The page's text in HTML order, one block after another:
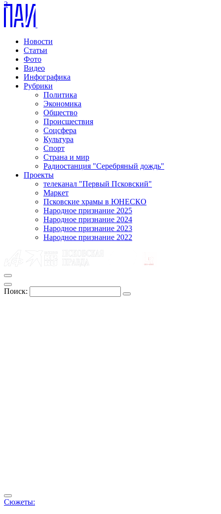
Новости
Статьи
Фото
Видео
Инфографика
Рубрики
Политика
Экономика
Общество
Происшествия
Соцсфера
Культура
Спорт
Страна и мир
Радиостанция "Серебряный дождь"
Проекты
телеканал "Первый Псковский"
Маркет
Псковские храмы в ЮНЕСКО
Народное признание 2025
Народное признание 2024
Народное признание 2023
Народное признание 2022
Поиск:
Сюжеты:
3